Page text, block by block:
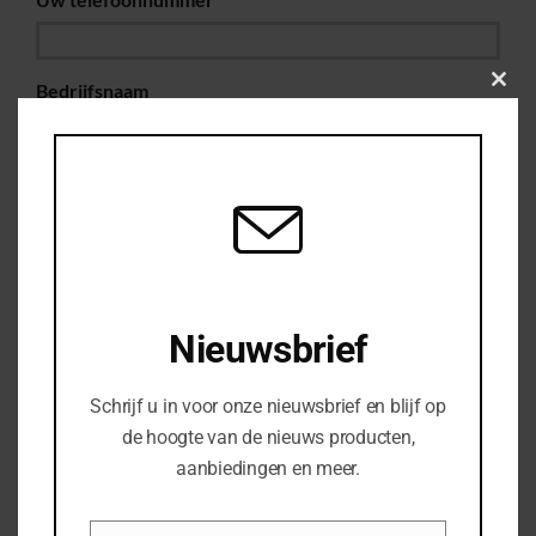
Bedrijfsnaam
Nieuwsbrief
Schrijf u in voor onze nieuwsbrief en blijf op
de hoogte van de nieuws producten,
aanbiedingen en meer.